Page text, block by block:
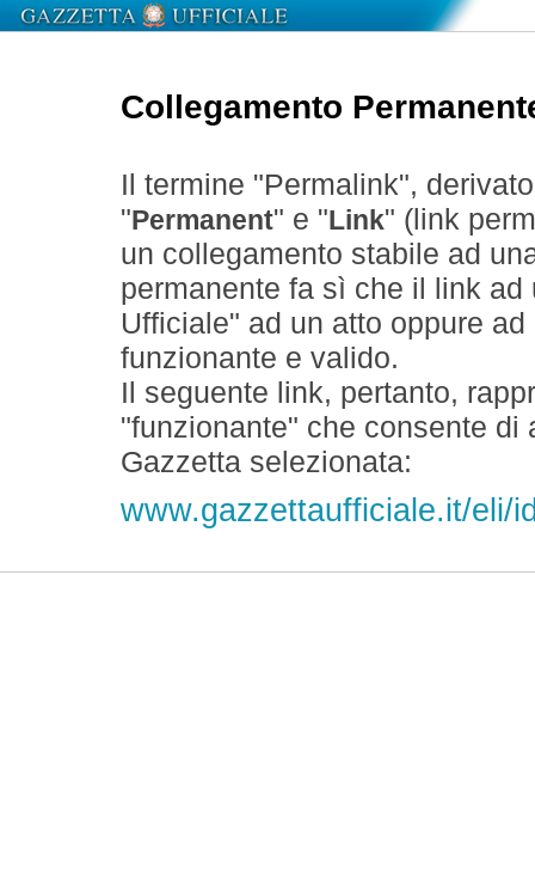
Collegamento
Il termine "Permalink",
" Permanent" e " Link" (link
un collegamento stabile ad
permanente fa sì che il link
Ufficiale" ad un atto oppure
funzionante e valido.
Il seguente link, pertanto,
"funzionante" che consente
Gazzetta selezionata:
www.gazzettaufficiale.it/eli/